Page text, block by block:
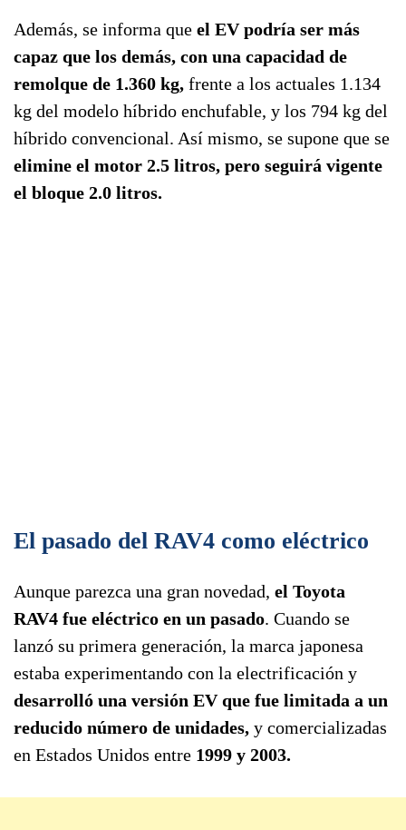
Además, se informa que el EV podría ser más
capaz que los demás, con una capacidad de
remolque de 1.360 kg, frente a los actuales 1.134
kg del modelo híbrido enchufable, y los 794 kg del
híbrido convencional. Así mismo, se supone que se
elimine el motor 2.5 litros, pero seguirá vigente
el bloque 2.0 litros.
El pasado del RAV4 como eléctrico
Aunque parezca una gran novedad, el Toyota
RAV4 fue eléctrico en un pasado. Cuando se
lanzó su primera generación, la marca japonesa
estaba experimentando con la electrificación y
desarrolló una versión EV que fue limitada a un
reducido número de unidades, y comercializadas
en Estados Unidos entre 1999 y 2003.